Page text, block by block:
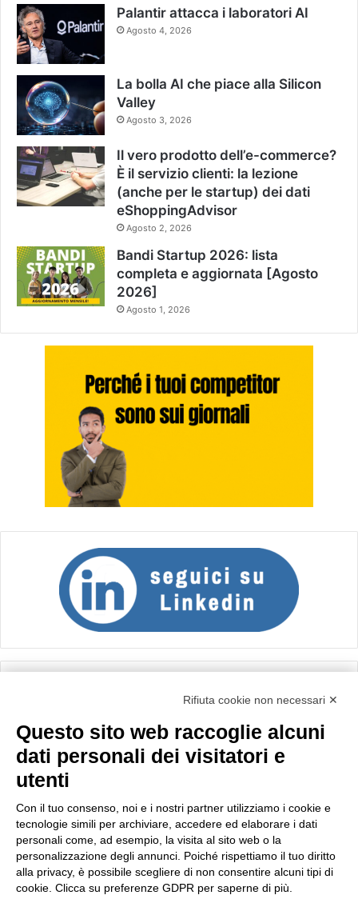
Palantir attacca i laboratori AI
Agosto 4, 2026
La bolla AI che piace alla Silicon
Valley
Agosto 3, 2026
Il vero prodotto dell’e-commerce?
È il servizio clienti: la lezione
(anche per le startup) dei dati
eShoppingAdvisor
Agosto 2, 2026
Bandi Startup 2026: lista
completa e aggiornata [Agosto
2026]
Agosto 1, 2026
Importo netto (€):
Calcola
Rifiuta cookie non necessari ✕
Questo sito web raccoglie alcuni
dati personali dei visitatori e
utenti
Con il tuo consenso, noi e i nostri partner utilizziamo i cookie e
tecnologie simili per archiviare, accedere ed elaborare i dati
personali come, ad esempio, la visita al sito web o la
personalizzazione degli annunci. Poiché rispettiamo il tuo diritto
alla privacy, è possibile scegliere di non consentire alcuni tipi di
cookie. Clicca su preferenze GDPR per saperne di più.